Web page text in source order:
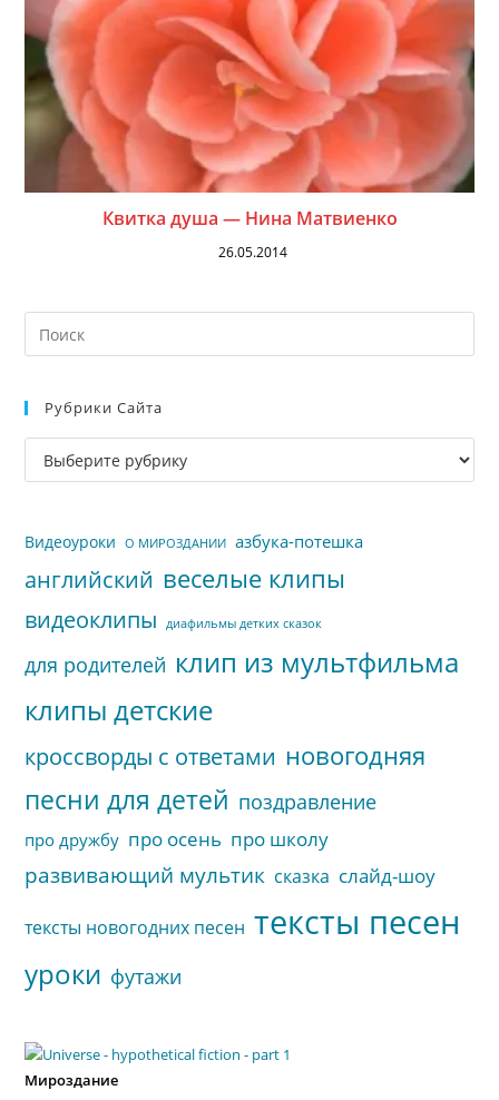
Квитка душа — Нина Матвиенко
26.05.2014
Рубрики Сайта
Рубрики
сайта
Видеоуроки О МИРОЗДАНИИ азбука-потешка
английский веселые клипы
видеоклипы диафильмы детких сказок
для родителей клип из мультфильма
клипы детские
кроссворды с ответами новогодняя
песни для детей поздравление
про дружбу про осень про школу
развивающий мультик сказка слайд-шоу
тексты новогодних песен тексты песен
уроки футажи
Мироздание